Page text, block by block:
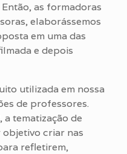
as formadoras
elaborássemos
em uma das
e depois
utilizada em nossa
de professores.
a tematização de
criar nas
refletirem,